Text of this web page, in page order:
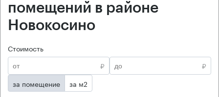
помещений в районе
Новокосино
Стоимость
₽
₽
за помещение
за м2